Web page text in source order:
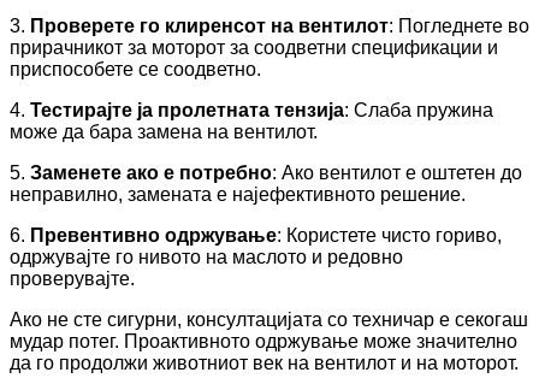
3. Проверете го клиренсот на вентилот: Погледнете во
прирачникот за моторот за соодветни спецификации и
приспособете се соодветно.
4. Тестирајте ја пролетната тензија: Слаба пружина
може да бара замена на вентилот.
5. Заменете ако е потребно: Ако вентилот е оштетен до
неправилно, замената е најефективното решение.
6. Превентивно одржување: Користете чисто гориво,
одржувајте го нивото на маслото и редовно
проверувајте.
Ако не сте сигурни, консултацијата со техничар е секогаш
мудар потег. Проактивното одржување може значително
да го продолжи животниот век на вентилот и на моторот.